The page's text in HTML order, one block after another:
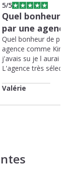
5/5
Quel bonheur
par une
Quel bonheur de
agence comme
j'avais su je l aurai
L'agence très
Valérie